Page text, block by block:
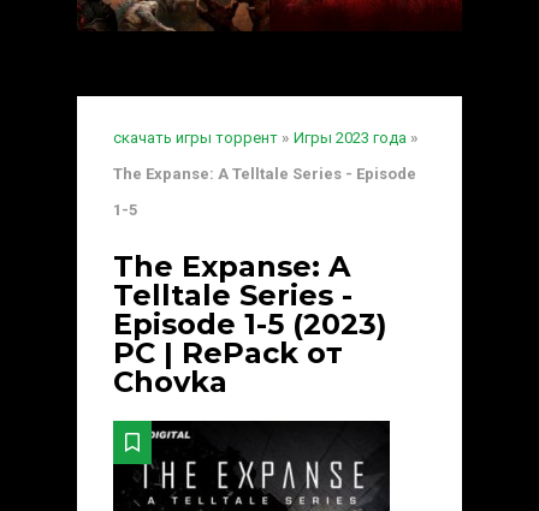
скачать игры торрент » Игры 2023 года »
The Expanse: A Telltale Series - Episode
1-5
The Expanse: A
Telltale Series -
Episode 1-5 (2023)
PC | RePack от
Chovka